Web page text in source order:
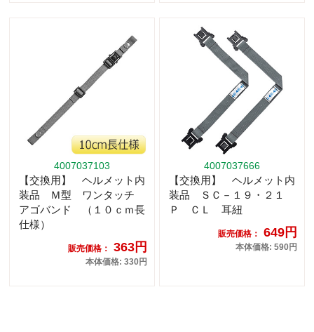
4007037103
【交換用】 ヘルメット内
装品 Ｍ型 ワンタッチ
アゴバンド （１０ｃｍ長
仕様）
販売価格： 363円
本体価格: 330円
4007037666
【交換用】 ヘルメット内
装品 ＳＣ－１９・２１
Ｐ ＣＬ 耳紐
販売価格： 649円
本体価格: 590円